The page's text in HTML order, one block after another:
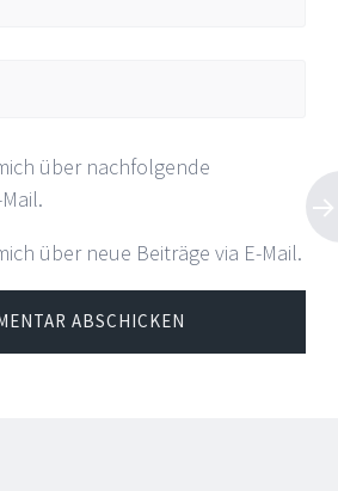
über nachfolgende
über neue Beiträge via E-Mail.